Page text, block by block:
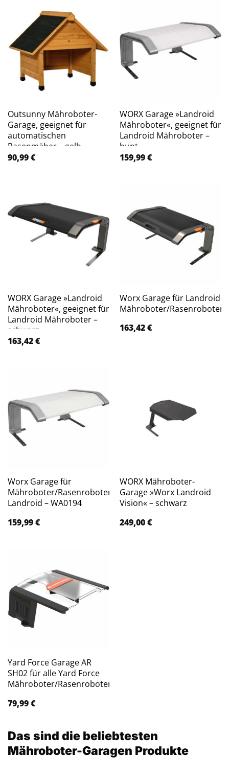
Outsunny Mähroboter-
Garage, geeignet für
automatischen
Rasenmäher – gelb
90,99€
WORX Garage »Landroid
Mähroboter«, geeignet für
Landroid Mähroboter –
bunt
159,99€
WORX Garage »Landroid
Mähroboter«, geeignet für
Landroid Mähroboter –
schwarz
163,42€
Worx Garage für Landroid
Mähroboter/Rasenroboter
163,42€
Worx Garage für
Mähroboter/Rasenroboter
Landroid – WA0194
159,99€
WORX Mähroboter-
Garage »Worx Landroid
Vision« – schwarz
249,00€
Yard Force Garage AR
SH02 für alle Yard Force
Mähroboter/Rasenroboter
79,99€
Das sind die beliebtesten
Mähroboter-Garagen Produkte